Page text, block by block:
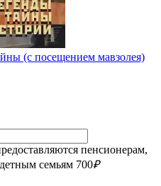
(с посещением мавзолея)
пенсионерам,
семьям 700₽